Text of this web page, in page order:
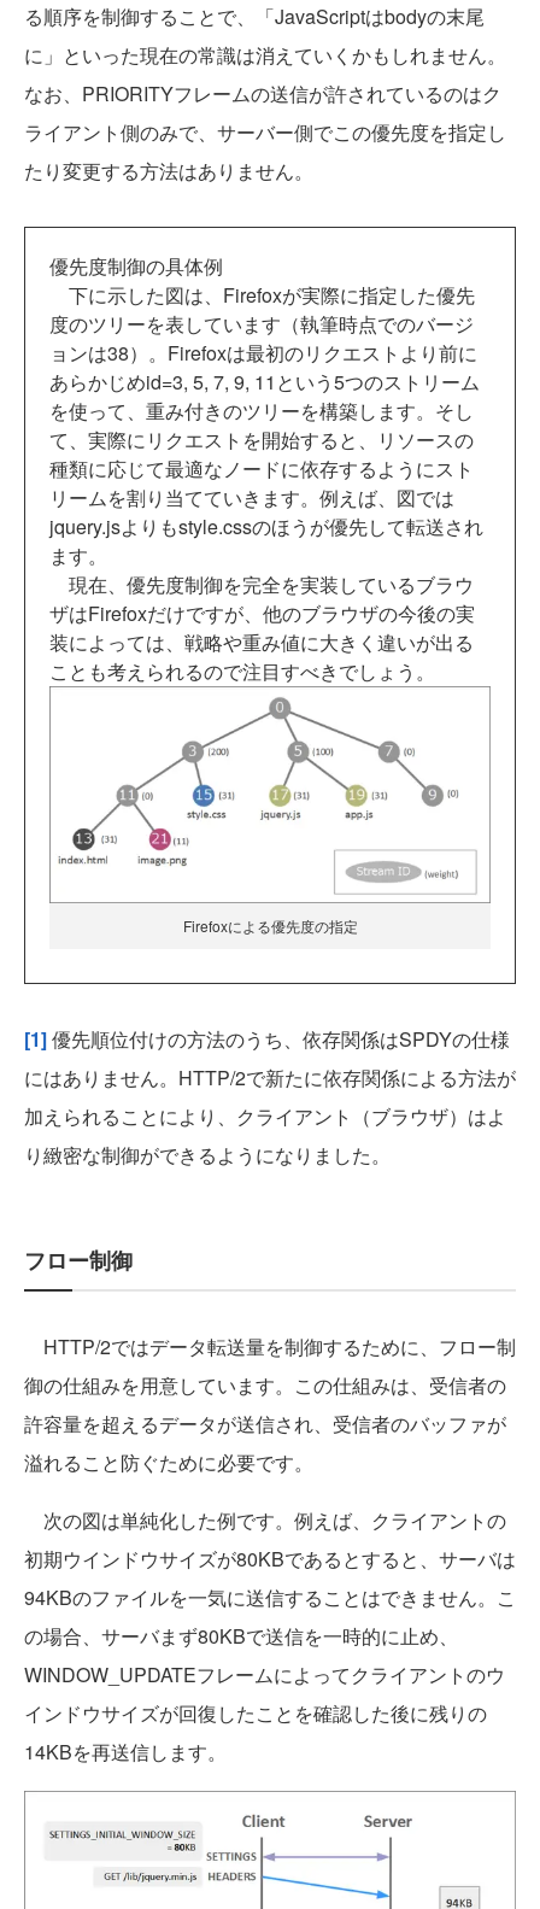
る順序を制御することで、「JavaScriptはbodyの末尾
に」といった現在の常識は消えていくかもしれません。
なお、PRIORITYフレームの送信が許されているのはク
ライアント側のみで、サーバー側でこの優先度を指定し
たり変更する方法はありません。
優先度制御の具体例
下に示した図は、Firefoxが実際に指定した優先
度のツリーを表しています（執筆時点でのバージ
ョンは38）。Firefoxは最初のリクエストより前に
あらかじめid=3, 5, 7, 9, 11という5つのストリーム
を使って、重み付きのツリーを構築します。そし
て、実際にリクエストを開始すると、リソースの
種類に応じて最適なノードに依存するようにスト
リームを割り当てていきます。例えば、図では
jquery.jsよりもstyle.cssのほうが優先して転送され
ます。
現在、優先度制御を完全を実装しているブラウ
ザはFirefoxだけですが、他のブラウザの今後の実
装によっては、戦略や重み値に大きく違いが出る
ことも考えられるので注目すべきでしょう。
Firefoxによる優先度の指定
[1]優先順位付けの方法のうち、依存関係はSPDYの仕様
にはありません。HTTP/2で新たに依存関係による方法が
加えられることにより、クライアント（ブラウザ）はよ
り緻密な制御ができるようになりました。
フロー制御
HTTP/2ではデータ転送量を制御するために、フロー制
御の仕組みを用意しています。この仕組みは、受信者の
許容量を超えるデータが送信され、受信者のバッファが
溢れること防ぐために必要です。
次の図は単純化した例です。例えば、クライアントの
初期ウインドウサイズが80KBであるとすると、サーバは
94KBのファイルを一気に送信することはできません。こ
の場合、サーバまず80KBで送信を一時的に止め、
WINDOW_UPDATEフレームによってクライアントのウ
インドウサイズが回復したことを確認した後に残りの
14KBを再送信します。